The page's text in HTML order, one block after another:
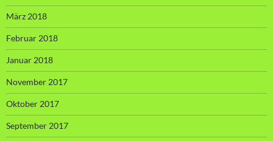
März 2018
Februar 2018
Januar 2018
November 2017
Oktober 2017
September 2017